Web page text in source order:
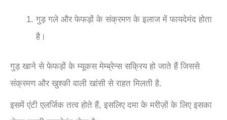
गुड़ गले और फेफड़ों के संक्रमण के इलाज में फायदेमंद होता
है।
गुड़ खाने से फेफड़ों के म्यूकस मेम्ब्रेन्स सक्रिय हो जाते हैं जिससे
संक्रमण और खुश्की वाली खांसी से राहत मिलती है.
इसमें एंटी एलर्जिक तत्व होते हैं, इसलिए दमा के मरीज़ों के लिए इसका